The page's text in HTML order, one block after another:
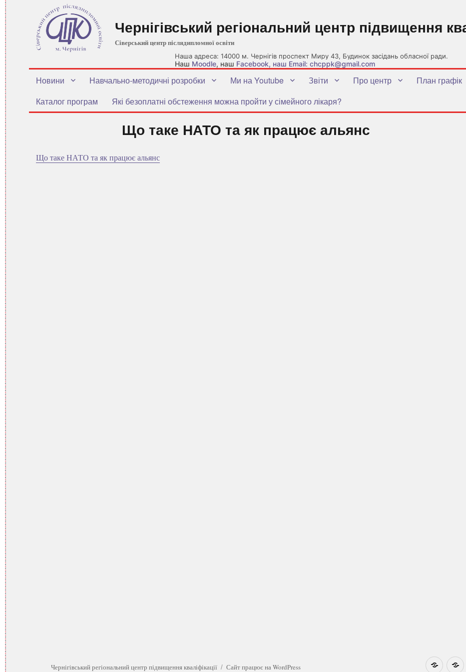
Наша адреса: 14000 м. Чернігів проспект Миру 43, Будинок засідань обласної ради.
Наш Moodle, наш Facebook, наш Email: chcppk@gmail.com
Чернігівський регіональний центр підвищення
Сіверський центр післядипломної освіти
Новини Навчально-методичні розробки Ми на Youtube Звіти Про центр План графік
Каталог програм
Які безоплатні обстеження можна пройти у сімейного лікаря?
Що таке НАТО та як працює альянс
Що таке НАТО та як працює альянс
Чернігівський регіональний центр підвищення кваліфікації Сайт працює на WordPress